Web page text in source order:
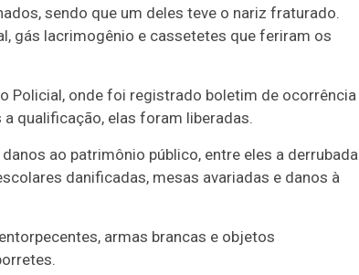
sendo que um deles teve o nariz fraturado.
gás lacrimogênio e cassetetes que feriram os
Policial, onde foi registrado boletim de ocorrência
qualificação, elas foram liberadas.
ao patrimônio público, entre eles a derrubada
danificadas, mesas avariadas e danos à
armas brancas e objetos